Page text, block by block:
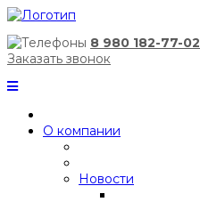
8 980 182-77-02
Заказать звонок
О компании
Новости